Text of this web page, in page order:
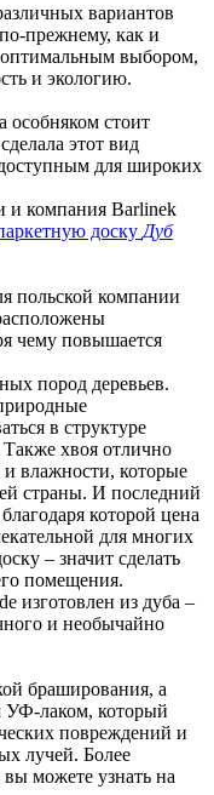
вариантов
прежнему, как и
оптимальным выбором,
и экологию.
особняком стоит
этот вид
для широких
и компания Barlinek
доску Дуб
польской компании
чему повышается
пород деревьев.
в структуре
хвоя отлично
и влажности, которые
страны. И последний
которой цена
для многих
– значит сделать
помещения.
изготовлен из дуба –
и необычайно
браширования, а
УФ-лаком, который
повреждений и
лучей. Более
можете узнать на